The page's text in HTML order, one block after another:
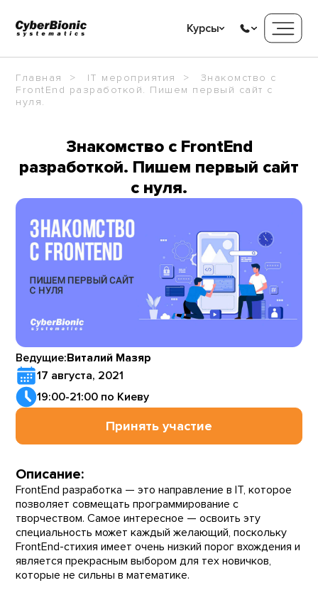
Курсы
Главная IT мероприятия
Знакомство с
FrontEnd разработкой. Пишем первый сайт с
нуля.
Знакомство с FrontEnd
разработкой. Пишем первый сайт
с нуля.
17 августа, 2021
19:00-21:00 по Киеву
Ведущие:Виталий Мазяр
Принять участие
Описание:
FrontEnd разработка — это направление в IT, которое
позволяет совмещать программирование с
творчеством. Самое интересное — освоить эту
специальность может каждый желающий, поскольку
FrontEnd-стихия имеет очень низкий порог вхождения и
является прекрасным выбором для тех новичков,
которые не сильны в математике.